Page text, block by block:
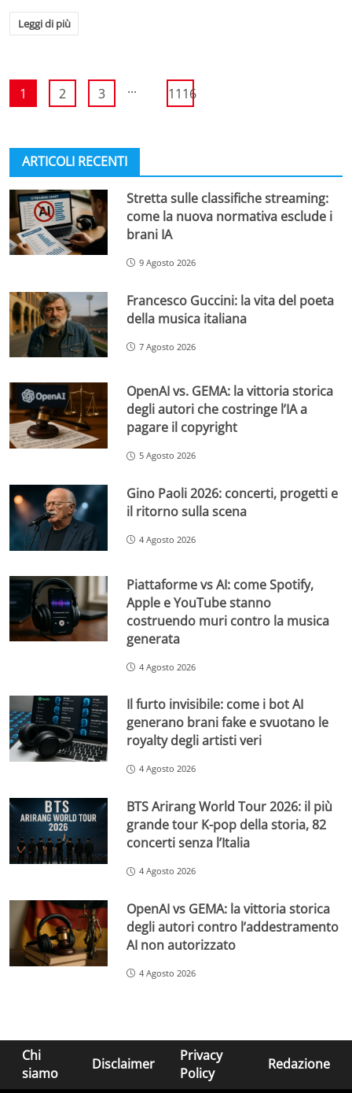
Leggi di più
1 2 3 ... 1116
ARTICOLI RECENTI
Stretta sulle classifiche streaming:
come la nuova normativa esclude i
brani IA
9 Agosto 2026
Francesco Guccini: la vita del poeta
della musica italiana
7 Agosto 2026
OpenAI vs. GEMA: la vittoria storica
degli autori che costringe l’IA a
pagare il copyright
5 Agosto 2026
Gino Paoli 2026: concerti, progetti e
il ritorno sulla scena
4 Agosto 2026
Piattaforme vs AI: come Spotify,
Apple e YouTube stanno
costruendo muri contro la musica
generata
4 Agosto 2026
Il furto invisibile: come i bot AI
generano brani fake e svuotano le
royalty degli artisti veri
4 Agosto 2026
BTS Arirang World Tour 2026: il più
grande tour K-pop della storia, 82
concerti senza l’Italia
4 Agosto 2026
OpenAI vs GEMA: la vittoria storica
degli autori contro l’addestramento
AI non autorizzato
4 Agosto 2026
Chi
siamo
Disclaimer
Privacy
Policy
Redazione